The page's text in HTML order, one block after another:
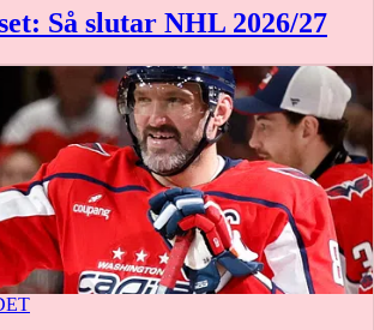
Washington Capitals Winnipeg Jets
Så slutar NHL 2026/27